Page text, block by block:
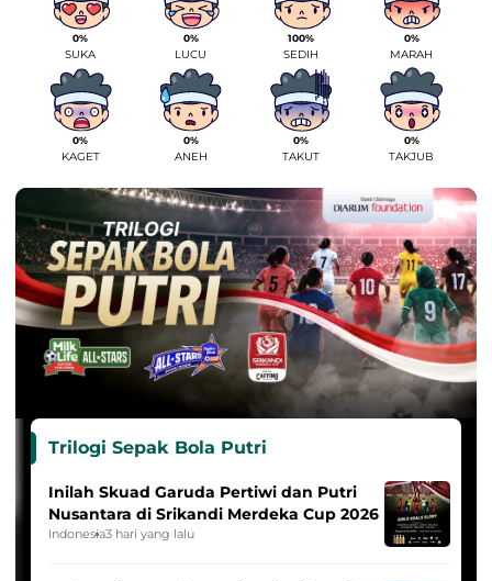
0%
SUKA
0%
LUCU
100%
SEDIH
0%
MARAH
0%
KAGET
0%
ANEH
0%
TAKUT
0%
TAKJUB
Trilogi Sepak Bola Putri
Inilah Skuad Garuda Pertiwi dan Putri
Nusantara di Srikandi Merdeka Cup 2026
Indonesia3 hari yang lalu